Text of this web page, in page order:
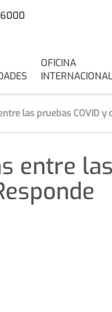
OFICINA
INTERNACIONAL
las pruebas COVID y
entre